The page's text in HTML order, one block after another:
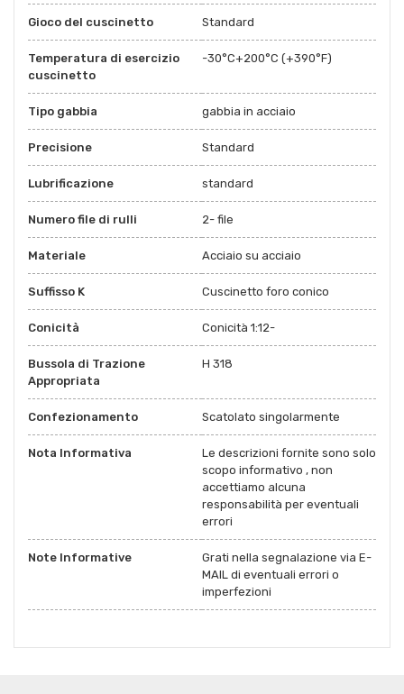
Gioco del cuscinetto Standard
Temperatura di esercizio
cuscinetto
-30°C+200°C (+390°F)
Tipo gabbia gabbia in acciaio
Precisione Standard
Lubrificazione standard
Numero file di rulli 2- file
Materiale Acciaio su acciaio
Suffisso K Cuscinetto foro conico
Conicità Conicità 1:12-
Bussola di Trazione
Appropriata
H 318
Confezionamento Scatolato singolarmente
Nota Informativa
Le descrizioni fornite sono solo
scopo informativo , non
accettiamo alcuna
responsabilità per eventuali
errori
Note Informative
Grati nella segnalazione via E-
MAIL di eventuali errori o
imperfezioni